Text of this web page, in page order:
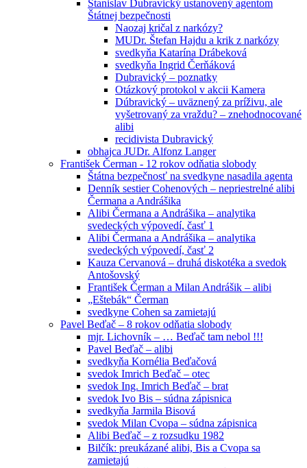
Stanislav Dubravický ustanovený agentom
Štátnej bezpečnosti
Naozaj kričal z narkózy?
MUDr. Štefan Hajdu a krik z narkózy
svedkyňa Katarína Drábeková
svedkyňa Ingrid Čerňáková
Dubravický – poznatky
Otázkový protokol v akcii Kamera
Dúbravický – uväznený za príživu, ale
vyšetrovaný za vraždu? – znehodnocované
alibi
recidivista Dubravický
obhajca JUDr. Alfonz Langer
František Čerman - 12 rokov odňatia slobody
Štátna bezpečnosť na svedkyne nasadila agenta
Denník sestier Cohenových – nepriestrelné alibi
Čermana a Andrášika
Alibi Čermana a Andrášika – analytika
svedeckých výpovedí, časť 1
Alibi Čermana a Andrášika – analytika
svedeckých výpovedí, časť 2
Kauza Cervanová – druhá diskotéka a svedok
Antošovský
František Čerman a Milan Andrášik – alibi
„Eštebák“ Čerman
svedkyne Cohen sa zamietajú
Pavel Beďač – 8 rokov odňatia slobody
mjr. Lichovník – … Beďač tam nebol !!!
Pavel Beďač – alibi
svedkyňa Kornélia Beďačová
svedok Imrich Beďač – otec
svedok Ing. Imrich Beďač – brat
svedok Ivo Bis – súdna zápisnica
svedkyňa Jarmila Bisová
svedok Milan Cvopa – súdna zápisnica
Alibi Beďač – z rozsudku 1982
Bilčík: preukázané alibi, Bis a Cvopa sa
zamietajú